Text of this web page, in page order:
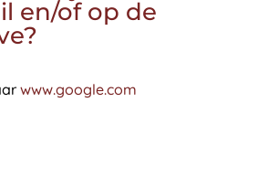
en/of op de
www.google.com